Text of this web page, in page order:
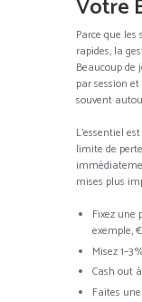
Votre
Parce que
rapides, la
Beaucoup
par session
souvent
L’essentiel
limite de
mises plus
Fixez
exemple,
Misez 1–3
Cash out
Faites